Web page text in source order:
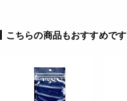
こちらの商品もおすすめです